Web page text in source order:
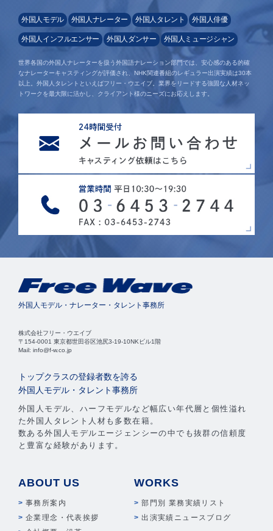
外国人モデル 外国人ナレーター 外国人タレント 外国人俳優
外国人インフルエンサー 外国人ダンサー 外国人ミュージシャン
世界各国の外国人ナレーターを扱う外国語ナレーション部門では、安心感のある的確
なナレーターキャスティングが評価され、NHK関連番組のレギュラー出演実績は30本
以上。外国人タレントといえばフリー・ウエイブ。業界をリードする強固な人材ネッ
トワークを最大限に活かし、クライアント様のニーズにお応えします。
外国人モデル・ナレーター・タレント事務所
株式会社フリー・ウエイブ
〒154-0001 東京都世田谷区池尻3-19-10NKビル1階
Mail: info@f-w.co.jp
トップクラスの登録者数を誇る
外国人モデル・タレント事務所
外国人モデル、ハーフモデルなど幅広い年代層と個性溢れ
た外国人タレント人材も多数在籍。
数ある外国人モデルエージェンシーの中でも抜群の信頼度
と豊富な経験があります。
ABOUT US
事務所案内
企業理念・代表挨拶
WORKS
部門別 業務実績リスト
出演実績ニュースブログ